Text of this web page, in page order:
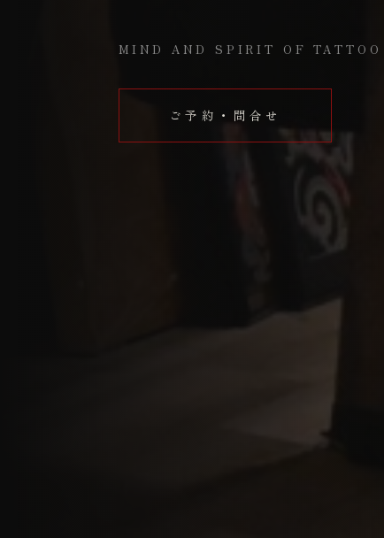
MIND AND SPIRIT OF TATTOO
ご予約・問合せ